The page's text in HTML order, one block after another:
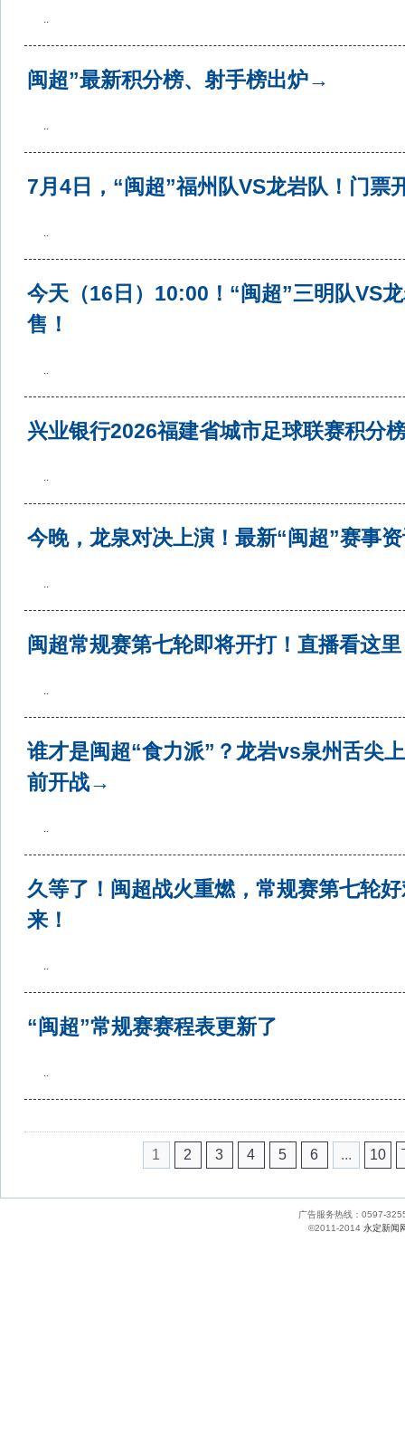
..
闽超”最新积分榜、射手榜出炉→
..
7月4日，“闽超”福州队VS龙岩队！门票
..
今天（16日）10:00！“闽超”三明队VS
售！
..
兴业银行2026福建省城市足球联赛积分
..
今晚，龙泉对决上演！最新“闽超”赛事
..
闽超常规赛第七轮即将开打！直播看这
..
谁才是闽超“食力派”？龙岩vs泉州舌尖
前开战→
..
久等了！闽超战火重燃，常规赛第七轮
来！
..
“闽超”常规赛赛程表更新了
..
1 2 3 4 5 6 ... 10
广告服务热线：0597-
©2011-2014永定新闻